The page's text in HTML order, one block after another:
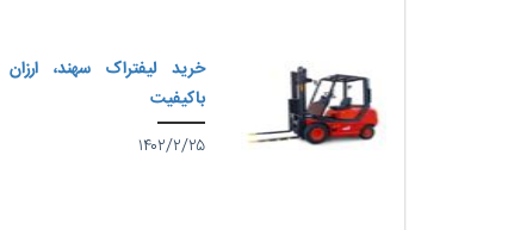
خرید لیفتراک سهند،
باکیفیت
۱۴۰۲/۲/۲۵